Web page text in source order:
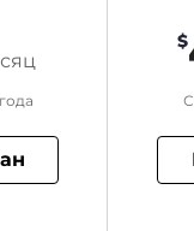
$